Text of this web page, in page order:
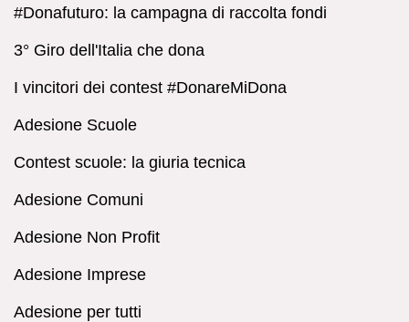
#Donafuturo: la campagna di raccolta fondi
3° Giro dell'Italia che dona
I vincitori dei contest #DonareMiDona
Adesione Scuole
Contest scuole: la giuria tecnica
Adesione Comuni
Adesione Non Profit
Adesione Imprese
Adesione per tutti